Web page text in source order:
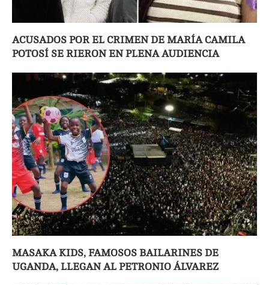
ACUSADOS POR EL CRIMEN DE MARÍA CAMILA
POTOSÍ SE RIERON EN PLENA AUDIENCIA
MASAKA KIDS, FAMOSOS BAILARINES DE
UGANDA, LLEGAN AL PETRONIO ÁLVAREZ